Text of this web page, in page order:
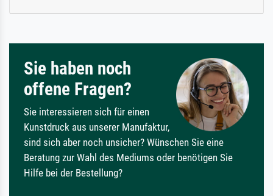
Sie haben noch
offene Fragen?
Sie interessieren sich für einen
Kunstdruck aus unserer Manufaktur,
sind sich aber noch unsicher? Wünschen Sie eine
Beratung zur Wahl des Mediums oder benötigen Sie
Hilfe bei der Bestellung?